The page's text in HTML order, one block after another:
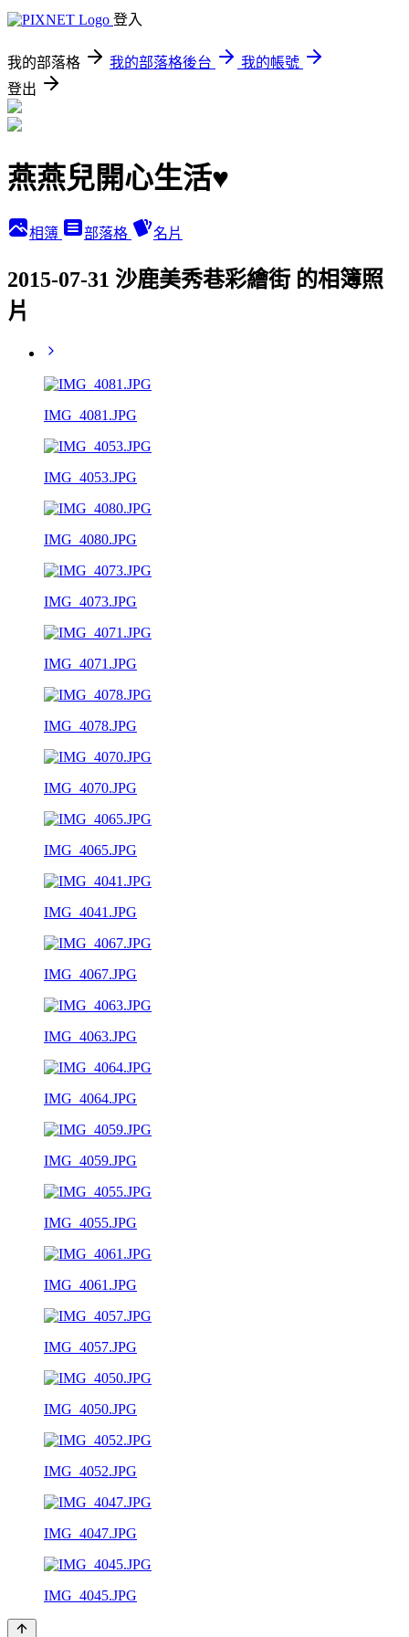
登入
我的部落格 我的部落格後台
我的帳號
登出
燕燕兒開心生活♥
相簿 部落格 名片
2015-07-31 沙鹿美秀巷彩繪街 的相簿照
片
IMG_4081.JPG
IMG_4053.JPG
IMG_4080.JPG
IMG_4073.JPG
IMG_4071.JPG
IMG_4078.JPG
IMG_4070.JPG
IMG_4065.JPG
IMG_4041.JPG
IMG_4067.JPG
IMG_4063.JPG
IMG_4064.JPG
IMG_4059.JPG
IMG_4055.JPG
IMG_4061.JPG
IMG_4057.JPG
IMG_4050.JPG
IMG_4052.JPG
IMG_4047.JPG
IMG_4045.JPG